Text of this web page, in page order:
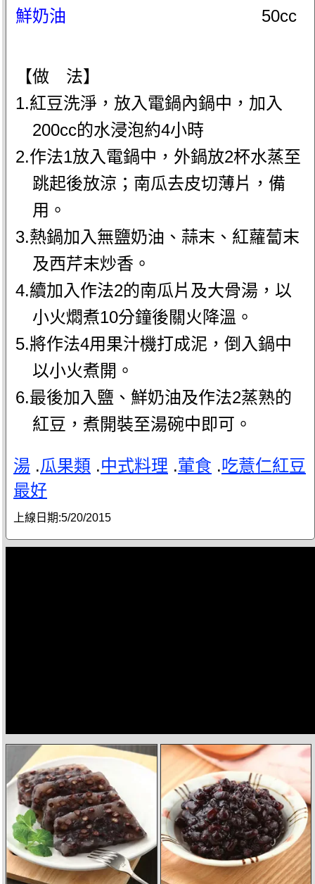
鮮奶油
50cc
【做 法】
1.紅豆洗淨，放入電鍋內鍋中，加入
200cc的水浸泡約4小時
2.作法1放入電鍋中，外鍋放2杯水蒸至
跳起後放涼；南瓜去皮切薄片，備
用。
3.熱鍋加入無鹽奶油、蒜末、紅蘿蔔末
及西芹末炒香。
4.續加入作法2的南瓜片及大骨湯，以
小火燜煮10分鐘後關火降溫。
5.將作法4用果汁機打成泥，倒入鍋中
以小火煮開。
6.最後加入鹽、鮮奶油及作法2蒸熟的
紅豆，煮開裝至湯碗中即可。
湯 .瓜果類 .中式料理 .葷食 .吃薏仁紅豆
最好
上線日期:5/20/2015